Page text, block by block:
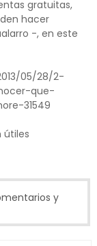
gratuitas,
hacer
-, en este
05/28/2-
que-
31549
útiles
y